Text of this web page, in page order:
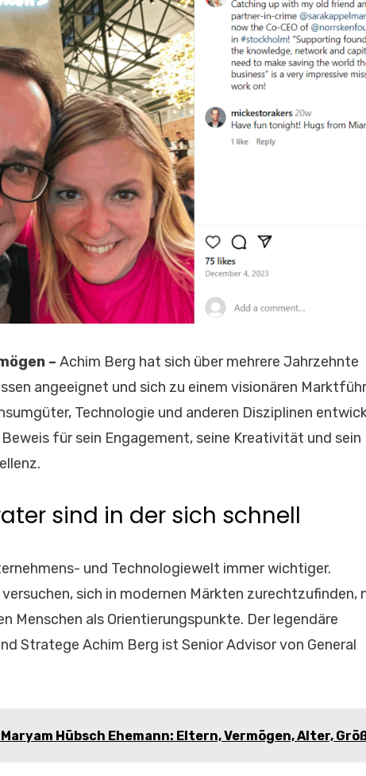
– Achim Berg hat sich über mehrere Jahrzehnte
angeeignet und sich zu einem visionären
Technologie und anderen Disziplinen
für sein Engagement, seine Kreativität und sein
sind in der sich schnell
und Technologiewelt immer wichtiger.
sich in modernen Märkten zurechtzufinden,
Menschen als Orientierungspunkte. Der legendäre
Stratege Achim Berg ist Senior Advisor von General
Hübsch Ehemann: Eltern, Vermögen, Alter,